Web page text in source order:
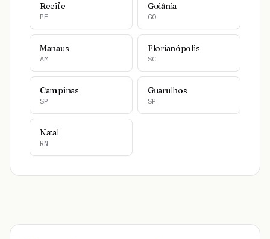
Recife
PE
Goiânia
GO
Manaus
AM
Florianópolis
SC
Campinas
SP
Guarulhos
SP
Natal
RN